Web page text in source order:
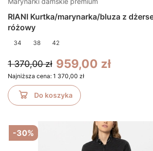
RIANI Kurtka/marynarka/bluza z dżerseju jasno
różowy
34 38 42
1 370,00 zł 959,00 zł
Najniższa cena: 1 370,00 zł
Do koszyka
-30%